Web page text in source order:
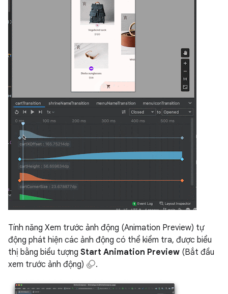
Tính năng Xem trước ảnh động (Animation Preview) tự
động phát hiện các ảnh động có thể kiểm tra, được biểu
thị bằng biểu tượng Start Animation Preview (Bắt đầu
xem trước ảnh động)
.